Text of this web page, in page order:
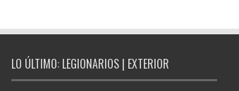
LO ÚLTIMO: LEGIONARIOS | EXTERIOR